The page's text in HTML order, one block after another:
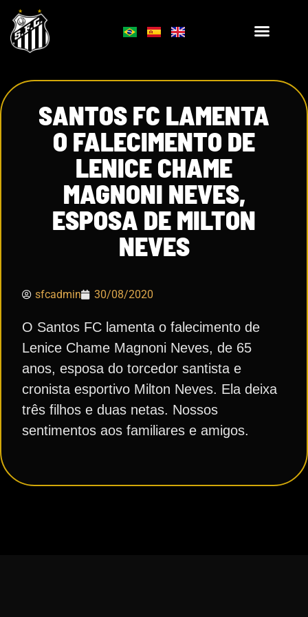
SANTOS FC LAMENTA
O FALECIMENTO DE
LENICE CHAME
MAGNONI NEVES,
ESPOSA DE MILTON
NEVES
sfcadmin 30/08/2020
O Santos FC lamenta o falecimento de
Lenice Chame Magnoni Neves, de 65
anos, esposa do torcedor santista e
cronista esportivo Milton Neves. Ela deixa
três filhos e duas netas. Nossos
sentimentos aos familiares e amigos.